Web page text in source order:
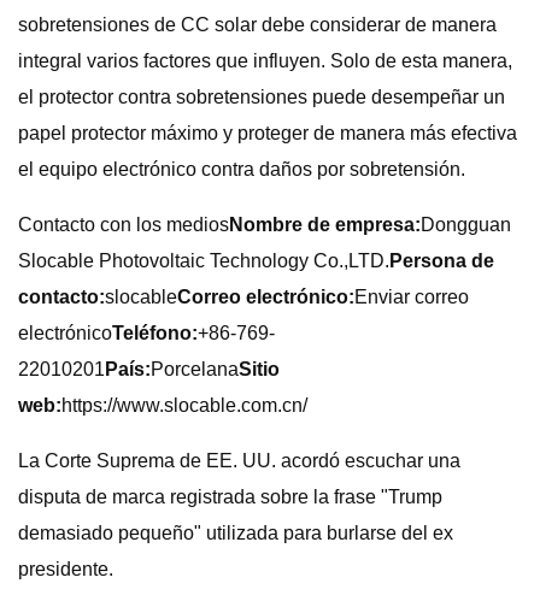
sobretensiones de CC solar debe considerar de manera
integral varios factores que influyen. Solo de esta manera,
el protector contra sobretensiones puede desempeñar un
papel protector máximo y proteger de manera más efectiva
el equipo electrónico contra daños por sobretensión.
Contacto con los mediosNombre de empresa:Dongguan
Slocable Photovoltaic Technology Co.,LTD. Persona de
contacto:slocableCorreo electrónico:Enviar correo
electrónicoTeléfono:+86-769-
22010201 País:PorcelanaSitio
web:https://www.slocable.com.cn/
La Corte Suprema de EE. UU. acordó escuchar una
disputa de marca registrada sobre la frase "Trump
demasiado pequeño" utilizada para burlarse del ex
presidente.